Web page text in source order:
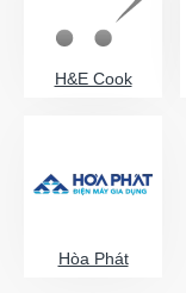
H&E Cook
Hòa Phát